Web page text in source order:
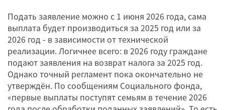
Подать заявление можно с 1 июня 2026 года, сама
выплата будет производиться за 2025 год или за
2026 год - в зависимости от технической
реализации. Логичнее всего: в 2026 году граждане
подают заявления на возврат налога за 2025 год.
Однако точный регламент пока окончательно не
утверждён. По сообщениям Социального фонда,
«первые выплаты поступят семьям в течение 2026